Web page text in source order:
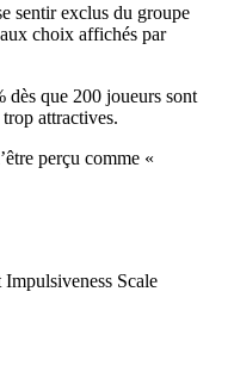
sentir exclus du groupe
choix affichés par
dès que 200 joueurs sont
attractives.
perçu comme «
Scale